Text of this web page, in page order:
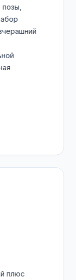
плюс